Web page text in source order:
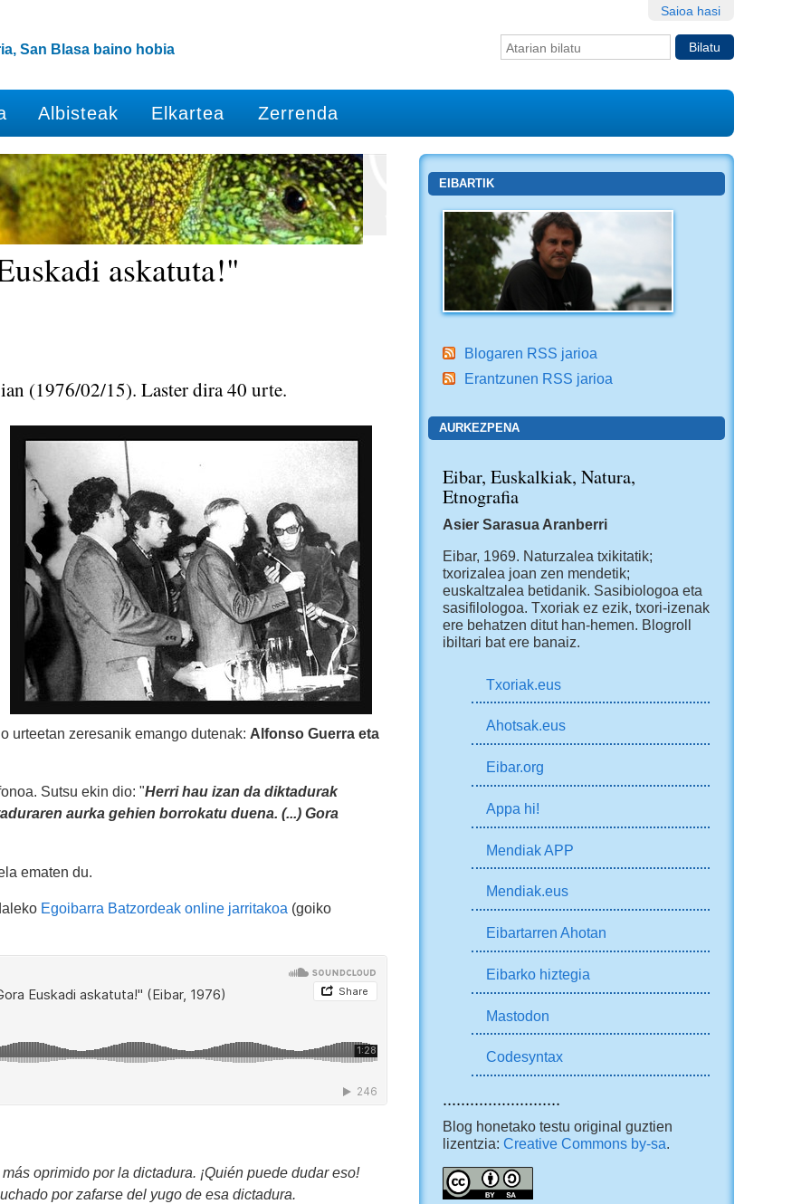
Saioa hasi
Bilatu atarian
San Blasa baino hobia
Albisteak Elkartea Zerrenda
askatuta!"
(1976/02/15). Laster dira 40 urte.
urteetan zeresanik emango dutenak: Alfonso Guerra eta
Sutsu ekin dio: "Herri hau izan da diktadurak
aurka gehien borrokatu duena. (...) Gora
ematen du.
Egoibarra Batzordeak online jarritakoa (goiko
oprimido por la dictadura. ¡Quién puede dudar eso!
por zafarse del yugo de esa dictadura.
EIBARTIK
Blogaren RSS jarioa
Erantzunen RSS jarioa
AURKEZPENA
Eibar, Euskalkiak, Natura,
Etnografia
Asier Sarasua Aranberri
Eibar, 1969. Naturzalea txikitatik;
txorizalea joan zen mendetik;
euskaltzalea betidanik. Sasibiologoa eta
sasifilologoa. Txoriak ez ezik, txori-izenak
ere behatzen ditut han-hemen. Blogroll
ibiltari bat ere banaiz.
Txoriak.eus
Ahotsak.eus
Eibar.org
Appa hi!
Mendiak APP
Mendiak.eus
Eibartarren Ahotan
Eibarko hiztegia
Mastodon
Codesyntax
..........................
Blog honetako testu original guztien
lizentzia: Creative Commons by-sa.